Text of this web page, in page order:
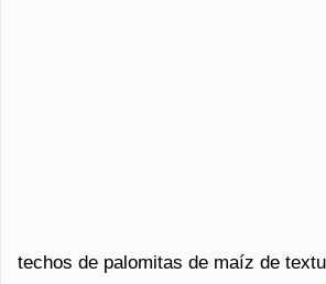
techos de palomitas de maíz de